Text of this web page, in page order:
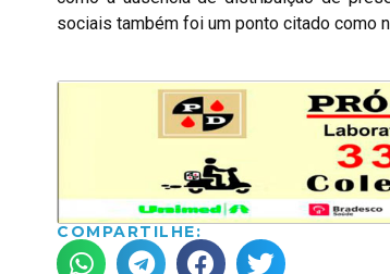
sociais também foi um ponto citado como
COMPARTILHE: